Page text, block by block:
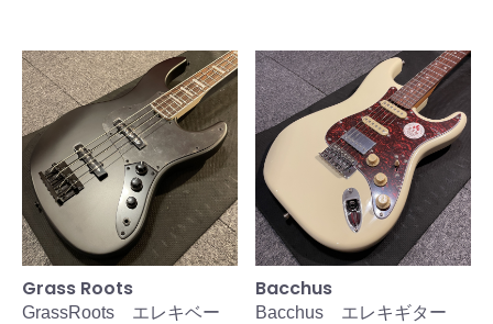
Grass Roots
GrassRoots エレキベー
Bacchus
Bacchus エレキギター